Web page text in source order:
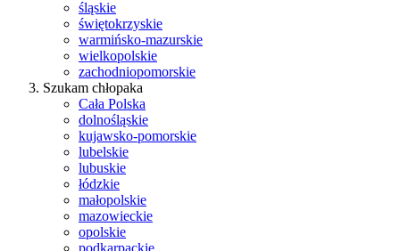
śląskie
świętokrzyskie
warmińsko-mazurskie
wielkopolskie
zachodniopomorskie
Szukam chłopaka
Cała Polska
dolnośląskie
kujawsko-pomorskie
lubelskie
lubuskie
łódzkie
małopolskie
mazowieckie
opolskie
podkarpackie